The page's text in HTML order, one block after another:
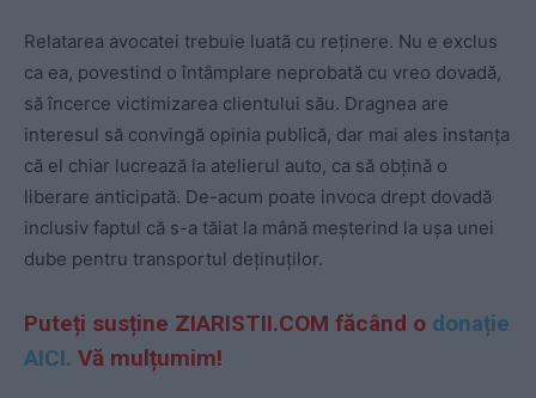
Relatarea avocatei trebuie luată cu reținere. Nu e exclus
ca ea, povestind o întâmplare neprobată cu vreo dovadă,
să încerce victimizarea clientului său. Dragnea are
interesul să convingă opinia publică, dar mai ales instanța
că el chiar lucrează la atelierul auto, ca să obțină o
liberare anticipată. De-acum poate invoca drept dovadă
inclusiv faptul că s-a tăiat la mână meșterind la ușa unei
dube pentru transportul deținuților.
Puteți susține ZIARISTII.COM făcând o donație
AICI. Vă mulțumim!